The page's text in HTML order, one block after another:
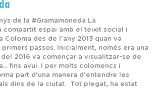
de la #Gramamoneda La
compartit espai amb el teixit social i
Coloma des de l'any 2013 quan va
passos. Inicialment, només era una
2016 va començar a visualitzar-se de
fins avui. I per molts colomencs i
part d'una manera d'entendre les
dins de la ciutat. Tot plegat, ha estat